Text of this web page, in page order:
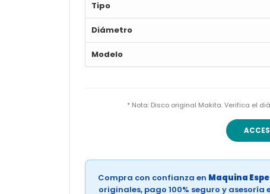
Tipo
Diámetro
Modelo
* Nota: Disco original Makita. Verifica el
Compra con confianza en Maquina
originales, pago 100% seguro y